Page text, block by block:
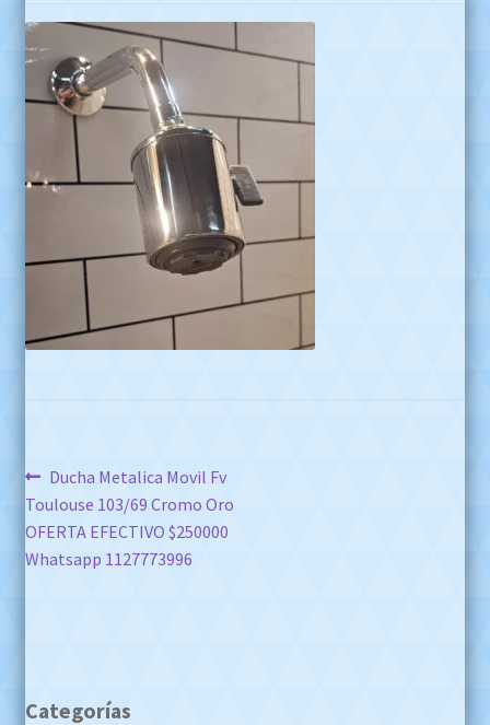
Navegación
de
entradas
Anterior:
Ducha Metalica Movil Fv
Toulouse 103/69 Cromo Oro
OFERTA EFECTIVO $250000
Whatsapp 1127773996
Categorías